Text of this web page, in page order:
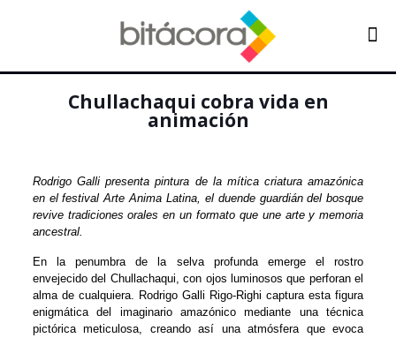
Chullachaqui cobra vida en
animación
Rodrigo Galli presenta pintura de la mítica criatura amazónica
en el festival Arte Anima Latina, el duende guardián del bosque
revive tradiciones orales en un formato que une arte y memoria
ancestral.
En la penumbra de la selva profunda emerge el rostro
envejecido del Chullachaqui, con ojos luminosos que perforan el
alma de cualquiera. Rodrigo Galli Rigo-Righi captura esta figura
enigmática del imaginario amazónico mediante una técnica
pictórica meticulosa, creando así una atmósfera que evoca